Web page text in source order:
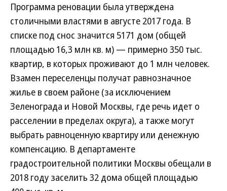
Программа реновации была утверждена
столичными властями в августе 2017 года. В
списке под снос значится 5171 дом (общей
площадью 16,3 млн кв. м) — примерно 350 тыс.
квартир, в которых проживают до 1 млн человек.
Взамен переселенцы получат равнозначное
жилье в своем районе (за исключением
Зеленограда и Новой Москвы, где речь идет о
расселении в пределах округа), а также могут
выбрать равноценную квартиру или денежную
компенсацию. В департаменте
градостроительной политики Москвы обещали в
2018 году заселить 32 дома общей площадью